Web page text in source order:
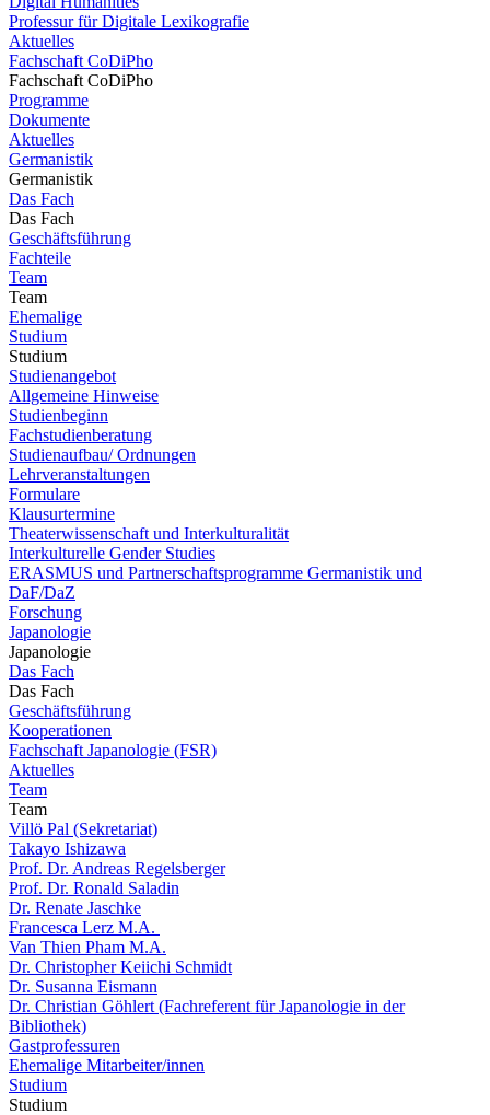
Professur für Digitale Lexikografie
Aktuelles
Fachschaft CoDiPho
Fachschaft CoDiPho
Programme
Dokumente
Aktuelles
Germanistik
Germanistik
Das Fach
Das Fach
Geschäftsführung
Fachteile
Team
Team
Ehemalige
Studium
Studium
Studienangebot
Allgemeine Hinweise
Studienbeginn
Fachstudienberatung
Studienaufbau/ Ordnungen
Lehrveranstaltungen
Formulare
Klausurtermine
Theaterwissenschaft und Interkulturalität
Interkulturelle Gender Studies
ERASMUS und Partnerschaftsprogramme Germanistik und
DaF/DaZ
Forschung
Japanologie
Japanologie
Das Fach
Das Fach
Geschäftsführung
Kooperationen
Fachschaft Japanologie (FSR)
Aktuelles
Team
Team
Villö Pal (Sekretariat)
Takayo Ishizawa
Prof. Dr. Andreas Regelsberger
Prof. Dr. Ronald Saladin
Dr. Renate Jaschke
Francesca Lerz M.A.
Van Thien Pham M.A.
Dr. Christopher Keiichi Schmidt
Dr. Susanna Eismann
Dr. Christian Göhlert (Fachreferent für Japanologie in der
Bibliothek)
Gastprofessuren
Ehemalige Mitarbeiter/innen
Studium
Studium